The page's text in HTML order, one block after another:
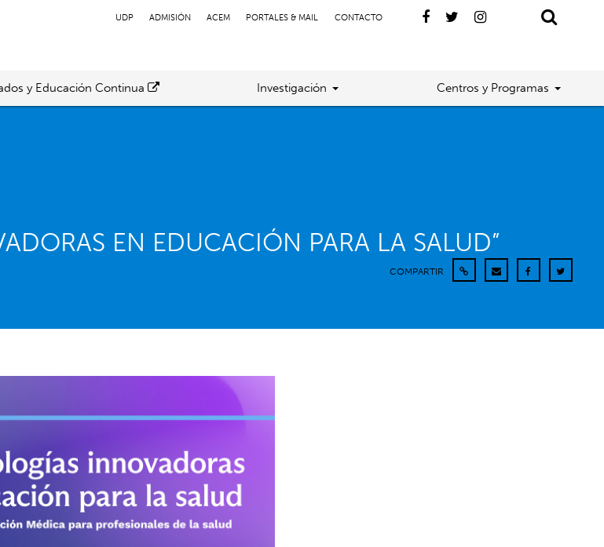
UDP ADMISIÓN ACEM PORTALES & MAIL CONTACTO
y Educación Continua Investigación Centros y Programas
EN EDUCACIÓN PARA LA SALUD”
COMPARTIR